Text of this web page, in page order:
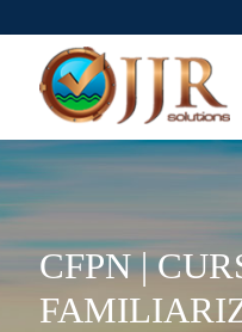
CFPN |